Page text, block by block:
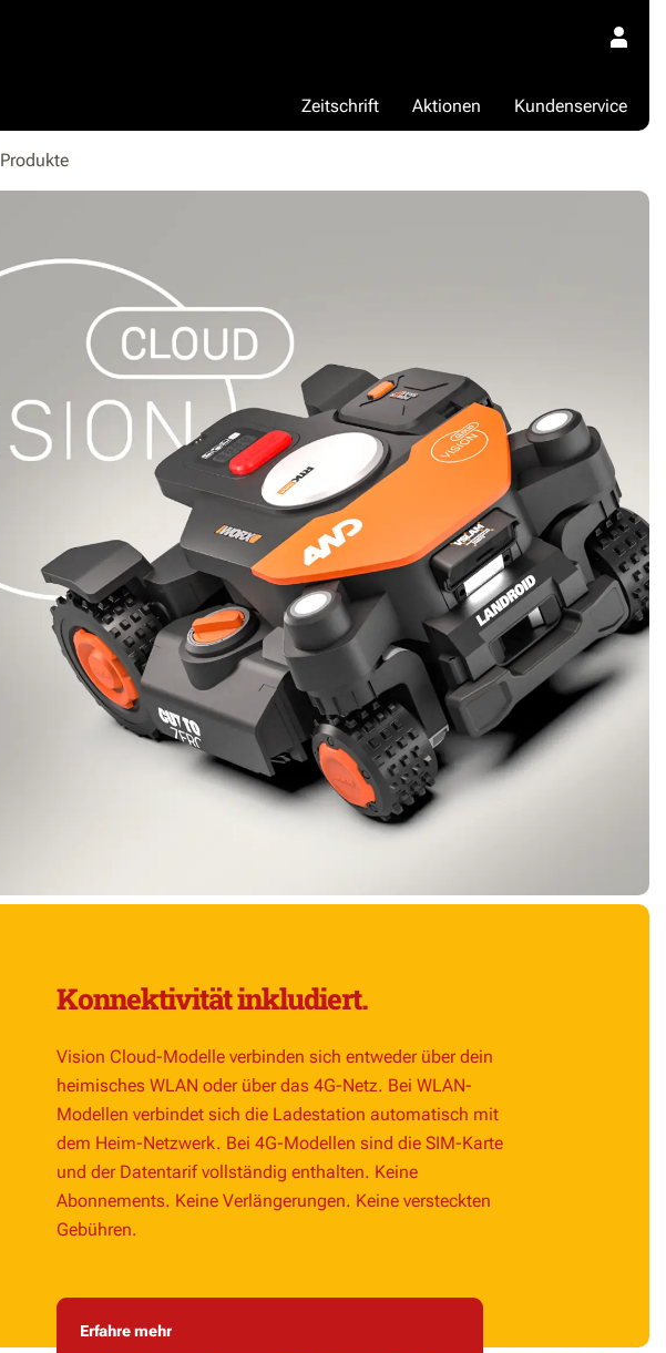
Kundenservice
Aktionen
Zeitschrift
Produkte
Konnektivität inkludiert.
Vision Cloud-Modelle verbinden sich entweder über dein
heimisches WLAN oder über das 4G-Netz. Bei WLAN-
Modellen verbindet sich die Ladestation automatisch mit
dem Heim-Netzwerk. Bei 4G-Modellen sind die SIM-Karte
und der Datentarif vollständig enthalten. Keine
Abonnements. Keine Verlängerungen. Keine versteckten
Gebühren.
Erfahre mehr